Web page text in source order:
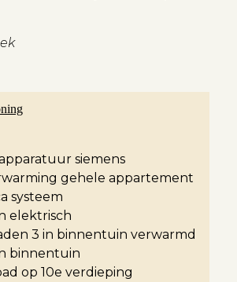
siemens
gehele appartement
systeem
elektrisch
3 in binnentuin verwarmd
binnentuin
op 10e verdieping